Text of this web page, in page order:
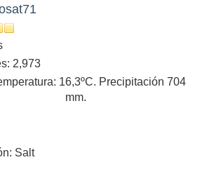
2,973
16,3ºC. Precipitación 704
mm.
Salt